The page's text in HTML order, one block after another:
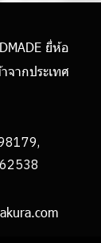
ยี่ห้อ
จากประเทศ